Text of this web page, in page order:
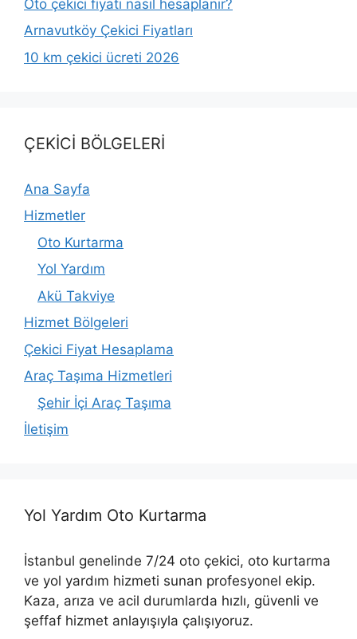
Oto çekici fiyatı nasıl hesaplanır?
Arnavutköy Çekici Fiyatları
10 km çekici ücreti 2026
ÇEKİCİ BÖLGELERİ
Ana Sayfa
Hizmetler
Oto Kurtarma
Yol Yardım
Akü Takviye
Hizmet Bölgeleri
Çekici Fiyat Hesaplama
Araç Taşıma Hizmetleri
Şehir İçi Araç Taşıma
İletişim
Yol Yardım Oto Kurtarma
İstanbul genelinde 7/24 oto çekici, oto kurtarma
ve yol yardım hizmeti sunan profesyonel ekip.
Kaza, arıza ve acil durumlarda hızlı, güvenli ve
şeffaf hizmet anlayışıyla çalışıyoruz.